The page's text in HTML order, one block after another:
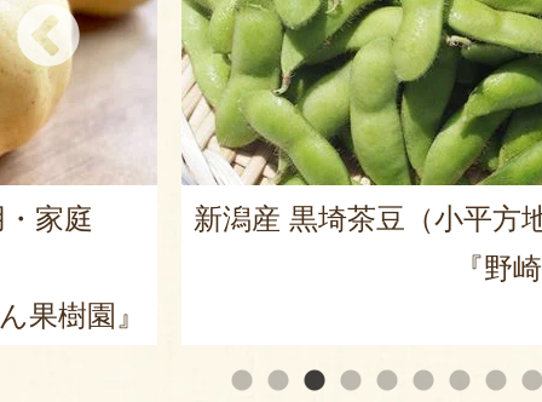
家庭
果樹園』
新潟産 黒埼茶豆（小平方
『野